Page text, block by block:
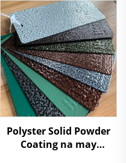
Polyster Solid Powder
Coating na may